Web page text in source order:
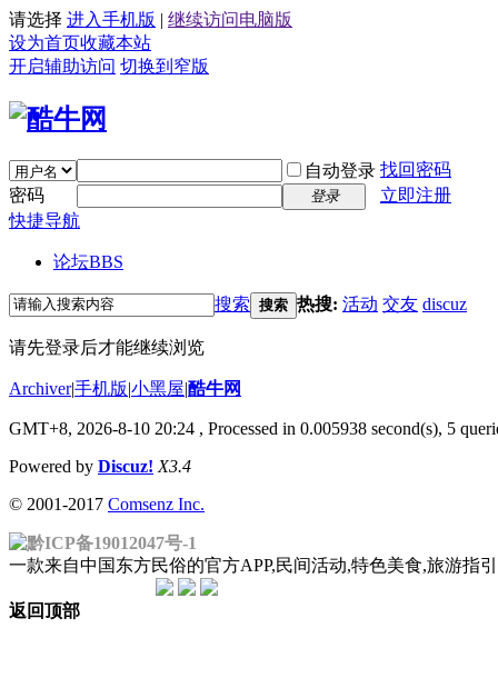
请选择 进入手机版 | 继续访问电脑版
设为首页收藏本站
开启辅助访问 切换到窄版
自动登录 找回密码
密码
登录
立即注册
快捷导航
论坛BBS
搜索 搜索 热搜: 活动 交友 discuz
请先登录后才能继续浏览
Archiver|手机版|小黑屋|酷牛网
GMT+8, 2026-8-10 20:24 , Processed in 0.005938 second(s), 5
Powered by Discuz! X3.4
© 2001-2017 Comsenz Inc.
黔ICP备19012047号-1
一款来自中国东方民俗的官方APP,民间活动,特色美食,旅游
返回顶部